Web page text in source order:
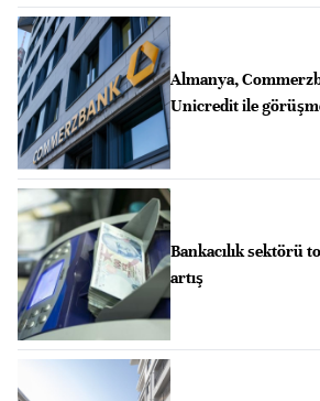
Almanya,
Unicredit ile
Bankacılık sektörü
artış